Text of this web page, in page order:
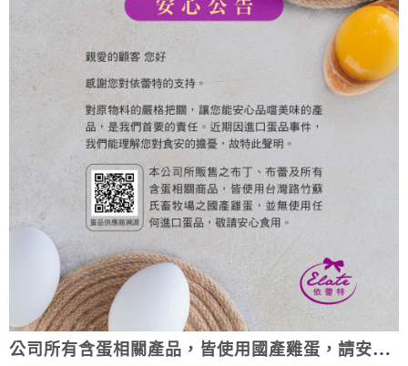
公司所有含蛋相關產品，皆使用國產雞蛋，請安心食用